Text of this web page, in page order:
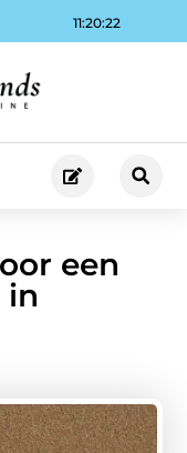
11:20:24
een
in